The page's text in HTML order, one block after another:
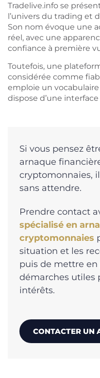
Tradelive.info se
l’univers du trading et
Son nom évoque une
réel, avec une
confiance à première
Toutefois, une
considérée comme
emploie un
dispose d’une
Si vous pensez
arnaque
cryptomonnaies,
sans attendre.
Prendre contact
spécialisé en
cryptomonnaies
situation et les
puis de mettre
démarches utiles
intérêts.
CONTACTER UN